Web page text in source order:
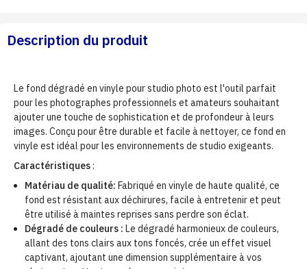
Description du produit
Le fond dégradé en vinyle pour studio photo est l'outil parfait
pour les photographes professionnels et amateurs souhaitant
ajouter une touche de sophistication et de profondeur à leurs
images. Conçu pour être durable et facile à nettoyer, ce fond en
vinyle est idéal pour les environnements de studio exigeants.
Caractéristiques :
Matériau de qualité: Fabriqué en vinyle de haute qualité, ce
fond est résistant aux déchirures, facile à entretenir et peut
être utilisé à maintes reprises sans perdre son éclat.
Dégradé de couleurs : Le dégradé harmonieux de couleurs,
allant des tons clairs aux tons foncés, crée un effet visuel
captivant, ajoutant une dimension supplémentaire à vos